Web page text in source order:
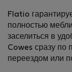
Flatio
полностью
заселиться в
Cowes сразу по
переездом или